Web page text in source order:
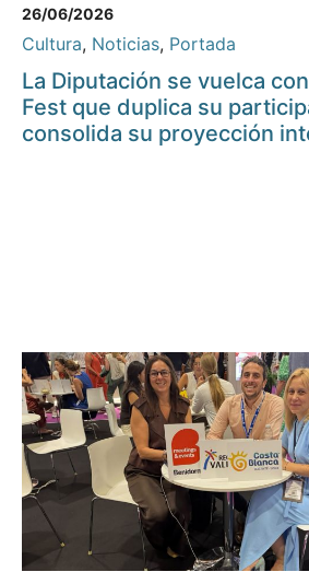
26/06/2026
Cultura, Noticias, Portada
La Diputación se vuelca
Fest que duplica su
consolida su proyección